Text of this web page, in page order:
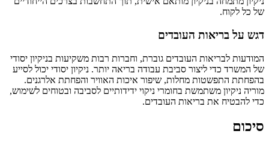
של כל לקוח.
דגש על בריאות העובדים
המודעות לבריאות העובדים גוברת, וחברות רבות משקיעות בניקיון יסודי
של המשרד כדי ליצור סביבת עבודה בריאה יותר. ניקיון יסודי יכול לסייע
בהפחתת התפשטות מחלות, שיפור איכות האוויר והפחתת אלרגנים.
מוריה ניקיון משתמשת בחומרי ניקוי ידידותיים לסביבה ובטוחים לשימוש,
כדי להבטיח את בריאות העובדים.
סיכום